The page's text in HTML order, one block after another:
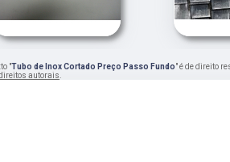
"Tubo de Inox Cortado Preço Passo Fundo" é de direito
autorais